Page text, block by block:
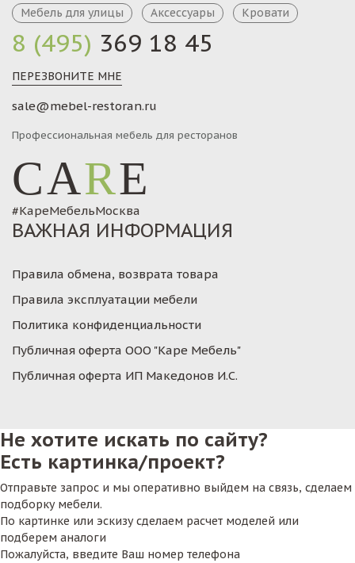
8 (495) 369 18 45
ПЕРЕЗВОНИТЕ МНЕ
sale@mebel-restoran.ru
Профессиональная мебель для ресторанов
CARE
#КареМебельМосква
Мебель для улицы
Аксессуары Кровати
ВАЖНАЯ ИНФОРМАЦИЯ
Правила обмена, возврата товара
Правила эксплуатации мебели
Политика конфиденциальности
Публичная оферта ООО "Каре Мебель"
Публичная оферта ИП Македонов И.С.
Не хотите искать по сайту?
Есть картинка/проект?
Отправьте запрос и мы оперативно выйдем на связь, сделаем
подборку мебели.
По картинке или эскизу сделаем расчет моделей или
подберем аналоги
Пожалуйста, введите Ваш номер телефона